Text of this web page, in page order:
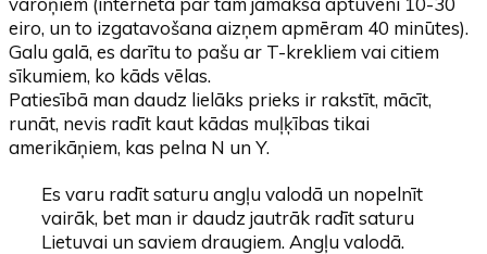
eiro, un to izgatavošana aizņem apmēram 40 minūtes).
Galu galā, es darītu to pašu ar T-krekliem vai citiem
sīkumiem, ko kāds vēlas.
Patiesībā man daudz lielāks prieks ir rakstīt, mācīt,
runāt, nevis radīt kaut kādas muļķības tikai
amerikāņiem, kas pelna N un Y.
Es varu radīt saturu angļu valodā un nopelnīt
vairāk, bet man ir daudz jautrāk radīt saturu
Lietuvai un saviem draugiem. Angļu valodā.